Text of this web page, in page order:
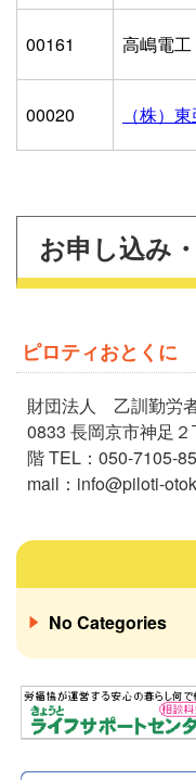
00161 高嶋電工
00020 （株）
お申し込み
ピロティおとくに
財団法人 乙訓勤労
0833 長岡京市神足
階 TEL：050-7105-
mail：info@piloti-
No Categories